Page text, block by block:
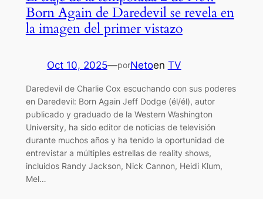
Born Again de Daredevil se revela en
la imagen del primer vistazo
Oct 10, 2025—porNetoen TV
Daredevil de Charlie Cox escuchando con sus poderes
en Daredevil: Born Again Jeff Dodge (él/él), autor
publicado y graduado de la Western Washington
University, ha sido editor de noticias de televisión
durante muchos años y ha tenido la oportunidad de
entrevistar a múltiples estrellas de reality shows,
incluidos Randy Jackson, Nick Cannon, Heidi Klum,
Mel…